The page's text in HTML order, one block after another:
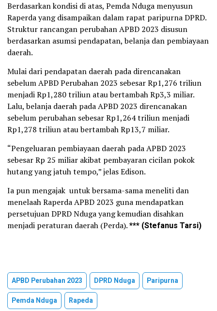
Berdasarkan kondisi di atas, Pemda Nduga menyusun
Raperda yang disampaikan dalam rapat paripurna DPRD.
Struktur rancangan perubahan APBD 2023 disusun
berdasarkan asumsi pendapatan, belanja dan pembiayaan
daerah.
Mulai dari pendapatan daerah pada direncanakan
sebelum APBD Perubahan 2023 sebesar Rp1,276 triliun
menjadi Rp1,280 triliun atau bertambah Rp3,3 miliar.
Lalu, belanja daerah pada APBD 2023 direncanakan
sebelum perubahan sebesar Rp1,264 triliun menjadi
Rp1,278 triliun atau bertambah Rp13,7 miliar.
“Pengeluaran pembiayaan daerah pada APBD 2023
sebesar Rp 25 miliar akibat pembayaran cicilan pokok
hutang yang jatuh tempo,” jelas Edison.
Ia pun mengajak untuk bersama-sama meneliti dan
menelaah Raperda APBD 2023 guna mendapatkan
persetujuan DPRD Nduga yang kemudian disahkan
menjadi peraturan daerah (Perda).*** (Stefanus Tarsi)
APBD Perubahan 2023 DPRD Nduga
Paripurna
Pemda Nduga
Rapeda